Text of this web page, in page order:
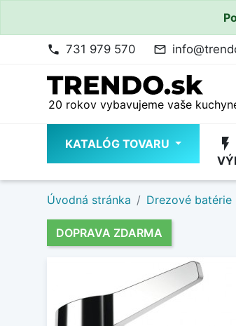
phone 731 979 570 mail_outline
20 rokov vybavujeme vaše
KATALÓG TOVARU flash_on
Úvodná stránka Drezové batérie
DOPRAVA ZDARMA